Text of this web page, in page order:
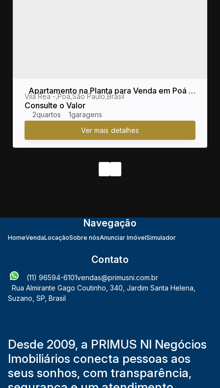
Apartamento na Planta para Venda em Poá /
SP no bairro Vila Rea
Consulte o Valor
Vila Rea ,Poá,São Paulo,Brasil
2 1
Navegação
HomeVendaLocaçãoSobre nósAnunciar ImóvelSimulador
Contato
(11) 96594-6101vendas@primusni.com.br
Rua Almirante Gago Coutinho 340 Jardim Santa Helena
Suzano SP Brasil
Desde 2009, a PRIMUS NI Negócios
Imobiliários conecta pessoas aos
seus sonhos, com transparência,